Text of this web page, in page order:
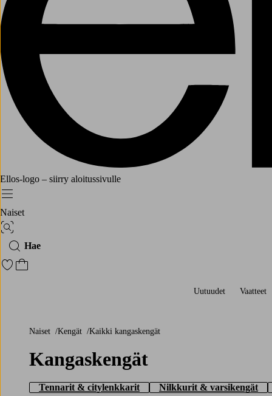
Ellos-logo – siirry aloitussivulle
Menu
Naiset
Kuvahaku
Hae
Siirry merkittyihin suosikkituotteisiin
Siirry ostoskoriin
Uutuudet Vaatteet
Naiset Kengät Kaikki kangaskengät
Kangaskengät
Tennarit & citylenkkarit Nilkkurit & varsikengät